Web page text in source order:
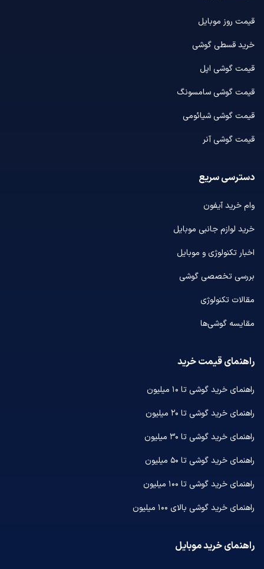
قیمت روز موبایل
خرید قسطی گوشی
قیمت گوشی اپل
قیمت گوشی سامسونگ
قیمت گوشی شیائومی
قیمت گوشی آنر
دسترسی سریع
وام خرید آیفون
خرید لوازم جانبی موبایل
اخبار تکنولوژی و موبایل
بررسی تخصصی گوشی
مقالات تکنولوژی
مقایسه گوشی‌ها
راهنمای قیمت خرید
راهنمای خرید گوشی تا ۱۰ میلیون
راهنمای خرید گوشی تا ۲۰ میلیون
راهنمای خرید گوشی تا ۳۰ میلیون
راهنمای خرید گوشی تا ۵۰ میلیون
راهنمای خرید گوشی تا ۱۰۰ میلیون
راهنمای خرید گوشی بالای ۱۰۰ میلیون
راهنمای خرید موبایل